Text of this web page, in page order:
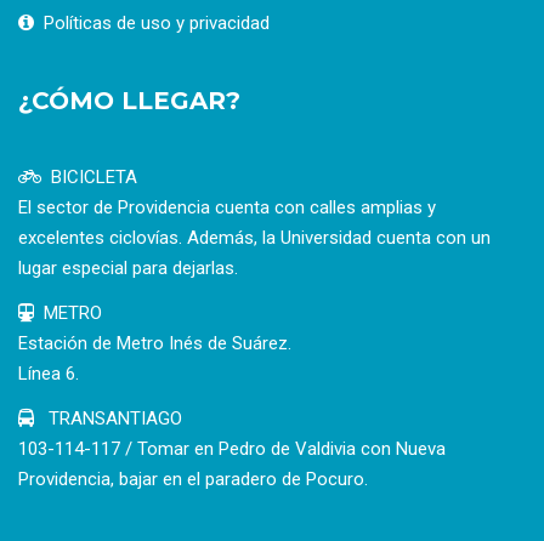
Políticas de uso y privacidad
¿CÓMO LLEGAR?
BICICLETA
El sector de Providencia cuenta con calles amplias y
excelentes ciclovías. Además, la Universidad cuenta con un
lugar especial para dejarlas.
METRO
Estación de Metro Inés de Suárez.
Línea 6.
TRANSANTIAGO
103-114-117 / Tomar en Pedro de Valdivia con Nueva
Providencia, bajar en el paradero de Pocuro.